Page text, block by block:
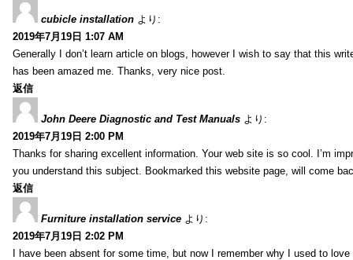
cubicle installation より:
2019年7月19日 1:07 AM
Generally I don’t learn article on blogs, however I wish to say that this
has been amazed me. Thanks, very nice post.
返信
John Deere Diagnostic and Test Manuals より:
2019年7月19日 2:00 PM
Thanks for sharing excellent information. Your web site is so cool. I’m
you understand this subject. Bookmarked this website page, will come
返信
Furniture installation service より:
2019年7月19日 2:02 PM
I have been absent for some time, but now I remember why I used to